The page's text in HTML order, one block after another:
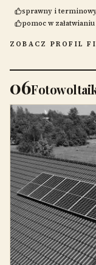
sprawny i
pomoc w
ZOBACZ PROFIL
06